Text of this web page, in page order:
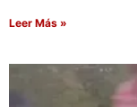
Leer Más »